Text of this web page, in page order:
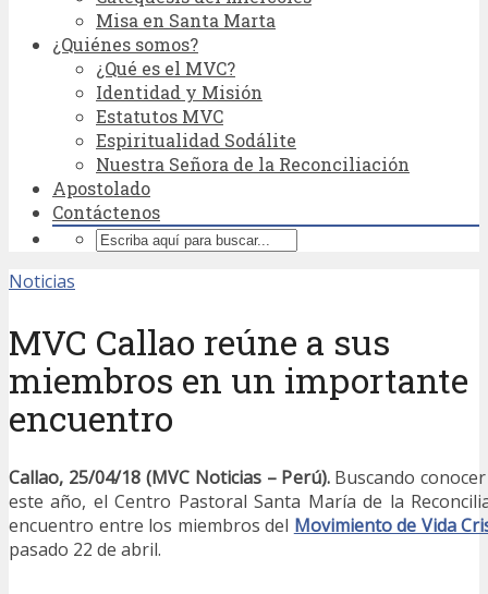
Misa en Santa Marta
¿Quiénes somos?
¿Qué es el MVC?
Identidad y Misión
Estatutos MVC
Espiritualidad Sodálite
Nuestra Señora de la Reconciliación
Apostolado
Contáctenos
Noticias
MVC Callao reúne a sus
miembros en un importante
encuentro
Callao, 25/04/18 (MVC Noticias – Perú).Buscando
este año, el Centro Pastoral Santa María de la
encuentro entre los miembros del Movimiento de Vida
pasado 22 de abril.